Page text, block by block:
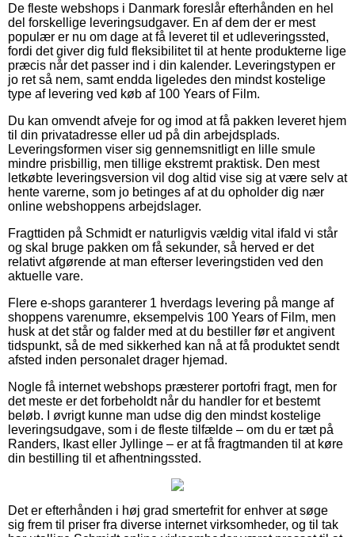
De fleste webshops i Danmark foreslår efterhånden en hel
del forskellige leveringsudgaver. En af dem der er mest
populær er nu om dage at få leveret til et udleveringssted,
fordi det giver dig fuld fleksibilitet til at hente produkterne lige
præcis når det passer ind i din kalender. Leveringstypen er
jo ret så nem, samt endda ligeledes den mindst kostelige
type af levering ved køb af 100 Years of Film.
Du kan omvendt afveje for og imod at få pakken leveret hjem
til din privatadresse eller ud på din arbejdsplads.
Leveringsformen viser sig gennemsnitligt en lille smule
mindre prisbillig, men tillige ekstremt praktisk. Den mest
letkøbte leveringsversion vil dog altid vise sig at være selv at
hente varerne, som jo betinges af at du opholder dig nær
online webshoppens arbejdslager.
Fragttiden på Schmidt er naturligvis vældig vital ifald vi står
og skal bruge pakken om få sekunder, så herved er det
relativt afgørende at man efterser leveringstiden ved den
aktuelle vare.
Flere e-shops garanterer 1 hverdags levering på mange af
shoppens varenumre, eksempelvis 100 Years of Film, men
husk at det står og falder med at du bestiller før et angivent
tidspunkt, så de med sikkerhed kan nå at få produktet sendt
afsted inden personalet drager hjemad.
Nogle få internet webshops præsterer portofri fragt, men for
det meste er det forbeholdt når du handler for et bestemt
beløb. I øvrigt kunne man udse dig den mindst kostelige
leveringsudgave, som i de fleste tilfælde – om du er tæt på
Randers, Ikast eller Jyllinge – er at få fragtmanden til at køre
din bestilling til et afhentningssted.
Det er efterhånden i høj grad smertefrit for enhver at søge
sig frem til priser fra diverse internet virksomheder, og til tak